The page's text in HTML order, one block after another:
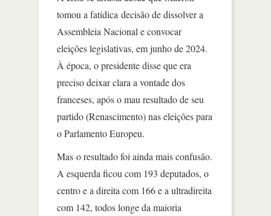
tomou a fatídica decisão de dissolver a
Assembleia Nacional e convocar
eleições legislativas, em junho de 2024.
À época, o presidente disse que era
preciso deixar clara a vontade dos
franceses, após o mau resultado de seu
partido (Renascimento) nas eleições para
o Parlamento Europeu.
Mas o resultado foi ainda mais confusão.
A esquerda ficou com 193 deputados, o
centro e a direita com 166 e a ultradireita
com 142, todos longe da maioria